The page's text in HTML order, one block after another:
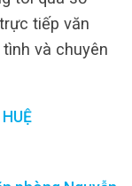
tiếp văn
và chuyên